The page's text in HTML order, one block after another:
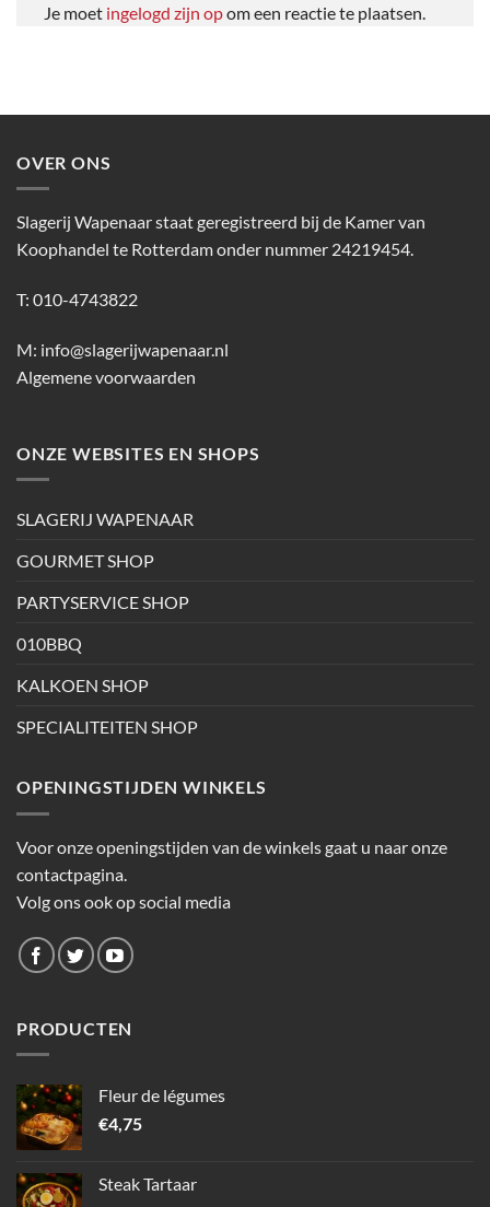
Je moet ingelogd zijn opom een reactie te plaatsen.
OVER ONS
Slagerij Wapenaar staat geregistreerd bij de Kamer van
Koophandel te Rotterdam onder nummer 24219454.
T: 010-4743822
M: info@slagerijwapenaar.nl
Algemene voorwaarden
ONZE WEBSITES EN SHOPS
SLAGERIJ WAPENAAR
GOURMET SHOP
PARTYSERVICE SHOP
010BBQ
KALKOEN SHOP
SPECIALITEITEN SHOP
OPENINGSTIJDEN WINKELS
Voor onze openingstijden van de winkels gaat u naar onze
contactpagina.
Volg ons ook op social media
PRODUCTEN
Fleur de légumes
€4,75
Steak Tartaar